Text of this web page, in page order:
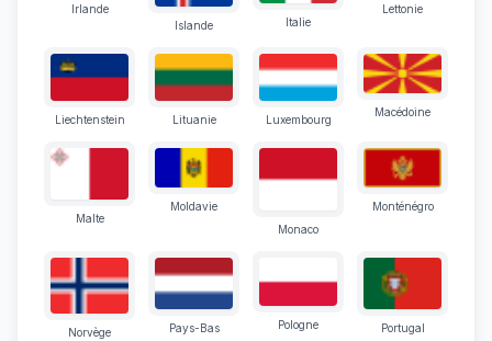
Irlande
Islande
Italie
Lettonie
Liechtenstein Lituanie Luxembourg
Macédoine
Malte
Moldavie
Monaco
Monténégro
Norvège Pays-Bas Pologne Portugal